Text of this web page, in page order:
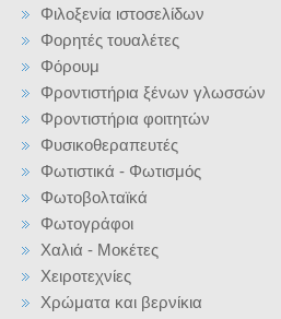
Φιλοξενία ιστοσελίδων
Φορητές τουαλέτες
Φόρουμ
Φροντιστήρια ξένων γλωσσών
Φροντιστήρια φοιτητών
Φυσικοθεραπευτές
Φωτιστικά - Φωτισμός
Φωτοβολταϊκά
Φωτογράφοι
Χαλιά - Μοκέτες
Χειροτεχνίες
Χρώματα και βερνίκια